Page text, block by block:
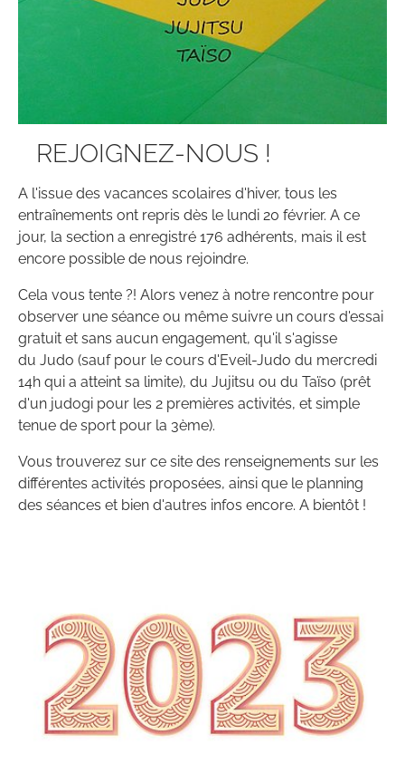
REJOIGNEZ-NOUS !
A l'issue des vacances scolaires d'hiver, tous les
entraînements ont repris dès le lundi 20 février. A ce
jour, la section a enregistré 176 adhérents, mais il est
encore possible de nous rejoindre.
Cela vous tente ?! Alors venez à notre rencontre pour
observer une séance ou même suivre un cours d'essai
gratuit et sans aucun engagement, qu'il s'agisse
du Judo (sauf pour le cours d'Eveil-Judo du mercredi
14h qui a atteint sa limite), du Jujitsu ou du Taïso (prêt
d'un judogi pour les 2 premières activités, et simple
tenue de sport pour la 3ème).
Vous trouverez sur ce site des renseignements sur les
différentes activités proposées, ainsi que le planning
des séances et bien d'autres infos encore. A bientôt !